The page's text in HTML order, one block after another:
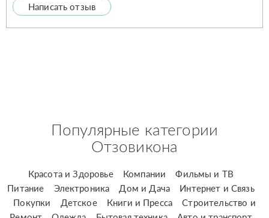
Написать отзыв
Популярные категории
Отзовикона
Красота и Здоровье Компании
Фильмы и ТВ
Питание
Электроника Дом и Дача
Интернет и Связь
Покупки
Детское Книги и Пресса
Строительство и